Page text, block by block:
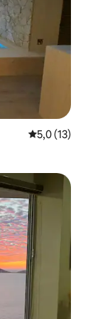
Prosječna
5,0 (13)